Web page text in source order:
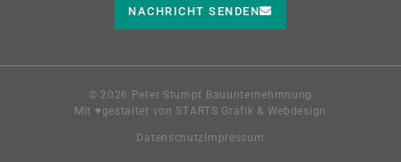
NACHRICHT SENDEN
© 2026 Peter Stumpf Bauunternehmnung
Mit ♥️gestaltet von STARTS Grafik & Webdesign
Datenschutz Impressum